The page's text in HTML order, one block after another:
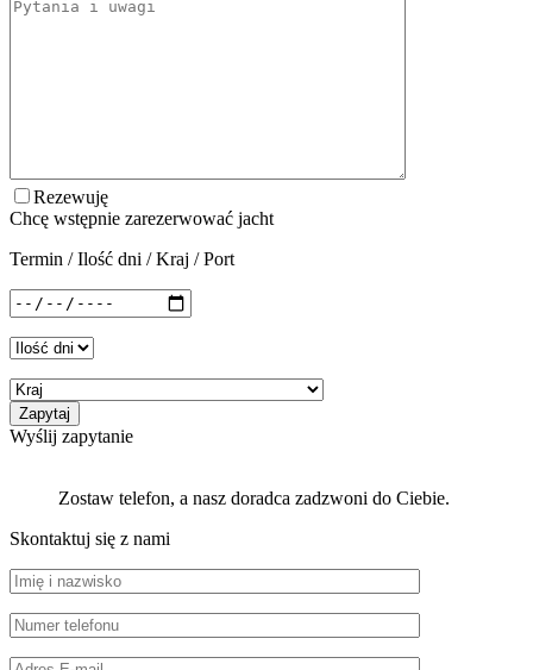
Rezewuję
Chcę wstępnie zarezerwować jacht
Termin / Ilość dni / Kraj / Port
Wyślij zapytanie
Zostaw telefon, a nasz doradca zadzwoni do Ciebie.
Skontaktuj się z nami